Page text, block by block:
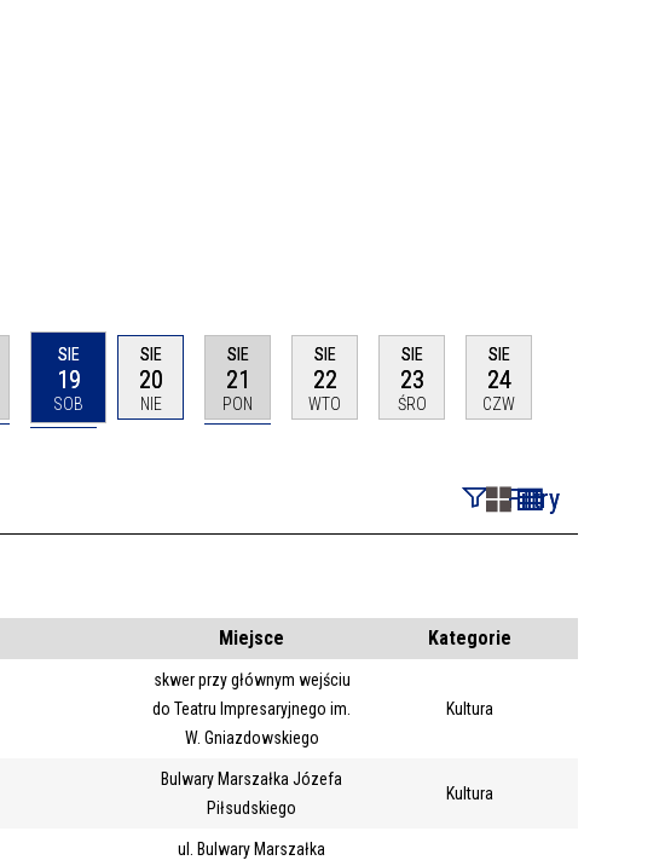
SIE
19
SOB
SIE
20
NIE
SIE
21
PON
SIE
22
WTO
SIE
23
ŚRO
SIE
24
CZW
Filtry
Kategoria
Miejsce
Miejsce Kategorie
skwer przy głównym wejściu
do Teatru Impresaryjnego im.
W. Gniazdowskiego
Kultura
Bulwary Marszałka Józefa
Piłsudskiego
Kultura
ul. Bulwary Marszałka